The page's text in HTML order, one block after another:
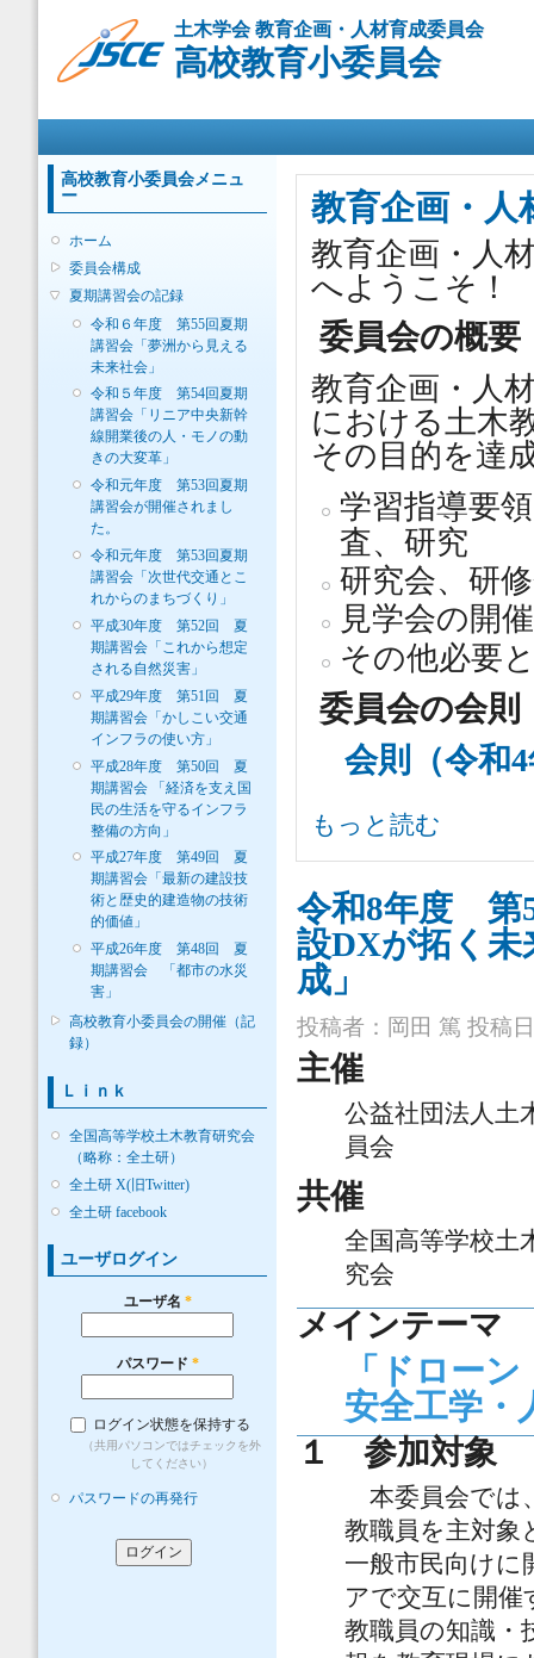
ツ
に
移
動
土木学会 教育企画・人材育成委員会
高校教育小委員会
高校教育小委員会メニュ
ー
ホーム
委員会構成
夏期講習会の記録
令和６年度 第55回夏期
講習会「夢洲から見える
未来社会」
令和５年度 第54回夏期
講習会「リニア中央新幹
線開業後の人・モノの動
きの大変革」
令和元年度 第53回夏期
講習会が開催されまし
た。
令和元年度 第53回夏期
講習会「次世代交通とこ
れからのまちづくり」
平成30年度 第52回 夏
期講習会「これから想定
される自然災害」
平成29年度 第51回 夏
期講習会「かしこい交通
インフラの使い方」
平成28年度 第50回 夏
期講習会 「経済を支え国
民の生活を守るインフラ
整備の方向」
平成27年度 第49回 夏
期講習会「最新の建設技
術と歴史的建造物の技術
的価値」
平成26年度 第48回 夏
期講習会 「都市の水災
害」
高校教育小委員会の開催（記
録）
Ｌｉｎｋ
全国高等学校土木教育研究会
（略称：全土研）
全土研 X(旧Twitter)
全土研 facebook
ユーザログイン
ユーザ名 *
パスワード *
ログイン状態を保持する
（共用パソコンではチェックを外
してください）
パスワードの再発行
教育企画・人
教育企画・人
へようこそ！
委員会の概要
教育企画・人
における土木
その目的を達
学習指導要
査、研究
研究会、研
見学会の開催
その他必要
委員会の会則
会則（令和
教育企画・人材育成委員会 高校
もっと読む
令和8年度 第
設DXが拓く未
成」
投稿者： 岡田 篤 投稿
主催
公益社団法人
員会
共催
全国高等学校土
究会
メインテーマ
「ドロー
安全工学・
１ 参加対象
本委員会では
教職員を主対象
一般市民向けに
アで交互に開
教職員の知識・